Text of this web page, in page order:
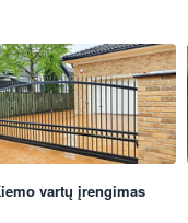
vartų įrengimas